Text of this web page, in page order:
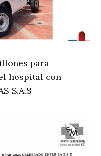
para
hospital con
S.A.S